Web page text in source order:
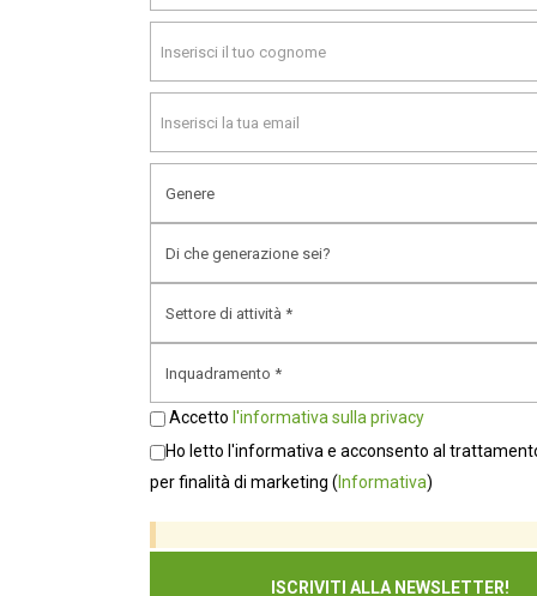
Flowering Your Life&Career
CPF – Comunità di Pratica di Futuro
Generazione Beta
Generazione Alpha
Accetto l'informativa sulla privacy
Ho letto l'informativa e acconsento al
per finalità di marketing ( Informativa)